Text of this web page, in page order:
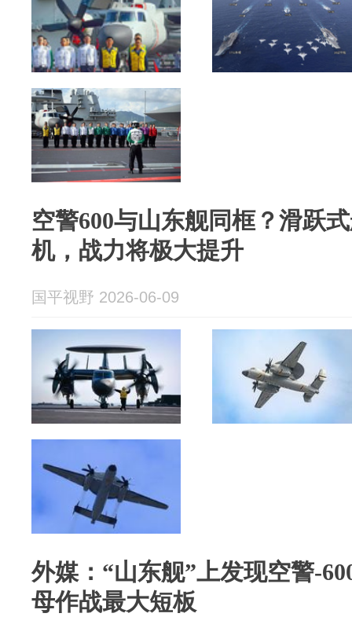
空警600与山东舰同框？滑跃
机，战力将极大提升
国平视野 2026-06-09
外媒：“山东舰”上发现空警-
母作战最大短板